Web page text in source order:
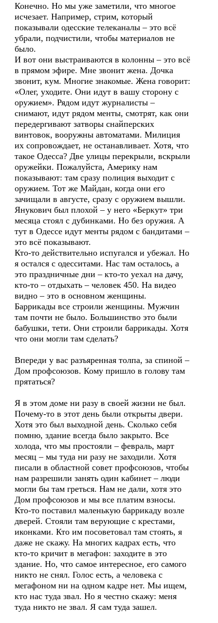
Конечно. Но мы уже заметили, что многое
исчезает. Например, стрим, который
показывали одесские телеканалы – это всё
убрали, подчистили, чтобы материалов не
было.
И вот они выстраиваются в колонны – это всё
в прямом эфире. Мне звонит жена. Дочка
звонит, кум. Многие знакомые. Жена говорит:
«Олег, уходите. Они идут в вашу сторону с
оружием». Рядом идут журналисты –
снимают, идут рядом менты, смотрят, как они
передергивают затворы снайперских
винтовок, вооружны автоматами. Милиция
их сопровождает, не останавливает. Хотя, что
такое Одесса? Две улицы перекрыли, вскрыли
оружейки. Пожалуйста, Америку нам
показывают: там сразу полиция выходит с
оружием. Тот же Майдан, когда они его
зачищали в августе, сразу с оружием вышли.
Янукович был плохой – у него «Беркут» три
месяца стоял с дубинками. Но без оружия. А
тут в Одессе идут менты рядом с бандитами –
это всё показывают.
Кто-то действительно испугался и убежал. Но
я остался с одесситами. Нас там осталось, а
это праздничные дни – кто-то уехал на дачу,
кто-то – отдыхать – человек 450. На видео
видно – это в основном женщины.
Баррикады все строили женщины. Мужчин
там почти не было. Большинство это были
бабушки, тети. Они строили баррикады. Хотя
что они могли там сделать?
Впереди у вас разъяренная толпа, за спиной –
Дом профсоюзов. Кому пришло в голову там
прятаться?
Я в этом доме ни разу в своей жизни не был.
Почему-то в этот день были открыты двери.
Хотя это был выходной день. Сколько себя
помню, здание всегда было закрыто. Все
холода, что мы простояли – февраль, март
месяц – мы туда ни разу не заходили. Хотя
писали в областной совет профсоюзов, чтобы
нам разрешили занять один кабинет – люди
могли бы там греться. Нам не дали, хотя это
Дом профсоюзов и мы все платим взносы.
Кто-то поставил маленькую баррикаду возле
дверей. Стояли там верующие с крестами,
иконками. Кто им посоветовал там стоять, я
даже не скажу. На многих кадрах есть, что
кто-то кричит в мегафон: заходите в это
здание. Но, что самое интересное, его самого
никто не снял. Голос есть, а человека с
мегафоном ни на одном кадре нет. Мы ищем,
кто нас туда звал. Но я честно скажу: меня
туда никто не звал. Я сам туда зашел.